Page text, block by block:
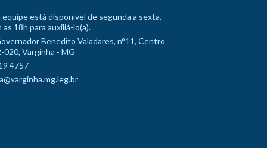
equipe está disponível de segunda a sexta,
as 18h para auxiliá-lo(a).
Benedito Valadares, n°11, Centro
020, Varginha - MG
4757